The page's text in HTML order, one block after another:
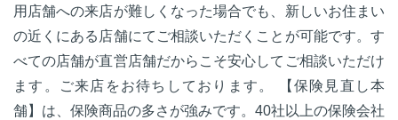
用店舗への来店が難しくなった場合でも、新しいお住まい
の近くにある店舗にてご相談いただくことが可能です。す
べての店舗が直営店舗だからこそ安心してご相談いただけ
ます。ご来店をお待ちしております。 【保険見直し本
舗】は、保険商品の多さが強みです。40社以上の保険会社